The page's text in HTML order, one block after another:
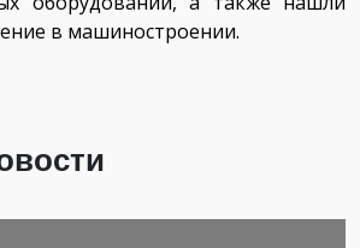
в машиностроении.